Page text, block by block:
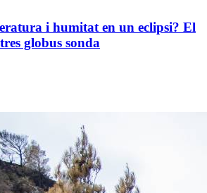
i humitat en un eclipsi? El
globus sonda